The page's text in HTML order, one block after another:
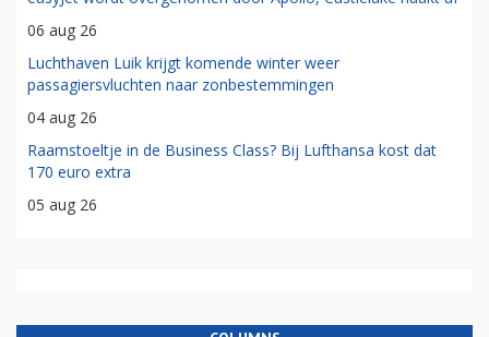
06 aug 26
Luchthaven Luik krijgt komende winter weer
passagiersvluchten naar zonbestemmingen
04 aug 26
Raamstoeltje in de Business Class? Bij Lufthansa kost dat
170 euro extra
05 aug 26